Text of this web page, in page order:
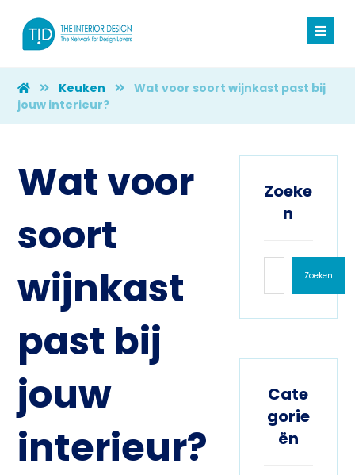
Keuken
Wat voor soort wijnkast past bij
jouw interieur?
Wat voor
soort
wijnkast
past bij
jouw
interieur?
Zoeke
n
Zoeken
Cate
gorie
ën